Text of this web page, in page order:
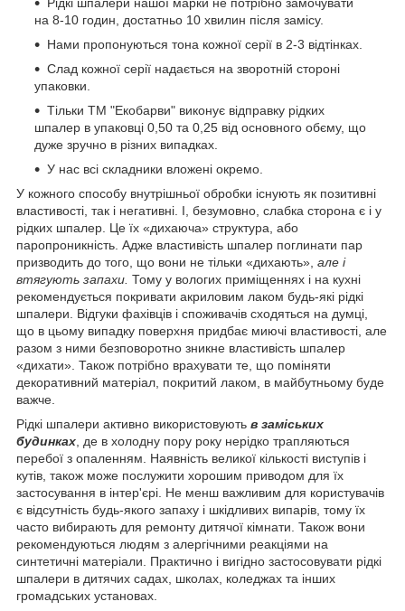
на 8-10 годин, достатньо 10 хвилин після замісу.
Нами пропонуються тона кожної серії в 2-3 відтінках.
Слад кожної серії надається на зворотній стороні
упаковки.
Тільки ТМ "Екобарви" виконує відправку рідких
шпалер в упаковці 0,50 та 0,25 від основного обєму, що
дуже зручно в різних випадках.
У нас всі складники вложені окремо.
У кожного способу внутрішньої обробки існують як позитивні
властивості, так і негативні. І, безумовно, слабка сторона є і у
рідких шпалер. Це їх «дихаюча» структура, або
паропроникність. Адже властивість шпалер поглинати пар
призводить до того, що вони не тільки «дихають», але і
втягують запахи. Тому у вологих приміщеннях і на кухні
рекомендується покривати акриловим лаком будь-які рідкі
шпалери. Відгуки фахівців і споживачів сходяться на думці,
що в цьому випадку поверхня придбає миючі властивості, але
разом з ними безповоротно зникне властивість шпалер
«дихати». Також потрібно врахувати те, що поміняти
декоративний матеріал, покритий лаком, в майбутньому буде
важче.
Рідкі шпалери активно використовують в заміських
будинках , де в холодну пору року нерідко трапляються
перебої з опаленням. Наявність великої кількості виступів і
кутів, також може послужити хорошим приводом для їх
застосування в інтер'єрі. Не менш важливим для користувачів
є відсутність будь-якого запаху і шкідливих випарів, тому їх
часто вибирають для ремонту дитячої кімнати. Також вони
рекомендуються людям з алергічними реакціями на
синтетичні матеріали. Практично і вигідно застосовувати рідкі
шпалери в дитячих садах, школах, коледжах та інших
громадських установах.